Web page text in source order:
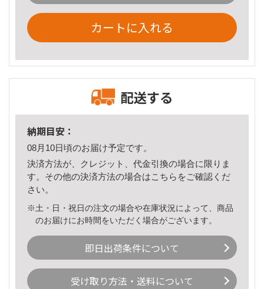
カートに入れる
配送する
納期目安：
08月10日頃のお届け予定です。
決済方法が、クレジット、代金引換の場合に限りま
す。その他の決済方法の場合はこちら をご確認くだ
さい。
※土・日・祝日の注文の場合や在庫状況によって、商品
のお届けにお時間をいただく場合がございます。
即日出荷条件について
受け取り方法・送料について